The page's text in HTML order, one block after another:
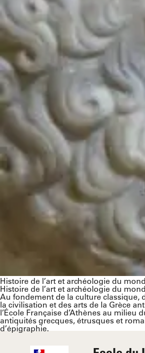
Histoire de l’art et archéologie du
Histoire de l’art et archéologie du
Au fondement de la culture classique,
la civilisation et des arts de la Grèce
l’École Française d’Athènes au
antiquités grecques, étrusques et
d’épigraphie.